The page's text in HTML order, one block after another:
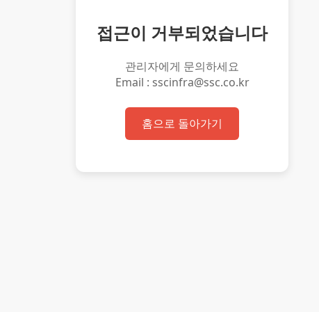
접근이 거부되었습니다
관리자에게 문의하세요
Email : sscinfra@ssc.co.kr
홈으로 돌아가기